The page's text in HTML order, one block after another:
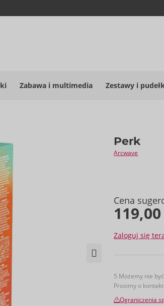
Zabawa i multimedia Zestawy i
Perk
Arcwave
Cena
Zaloguj się
5 Możemy nie
Prosimy o
Ograniczenia